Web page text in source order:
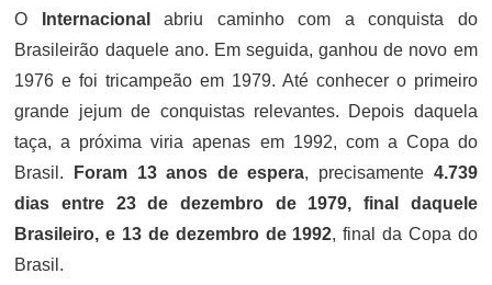
O Internacional
abriu caminho com a conquista do
Brasileirão daquele ano. Em seguida, ganhou de novo em
1976 e foi tricampeão em 1979. Até conhecer o primeiro
grande jejum de conquistas relevantes. Depois daquela
taça, a próxima viria apenas em 1992, com a Copa do
Brasil.
Foram 13 anos de espera, precisamente 4.739
dias entre 23 de dezembro de 1979, final daquele
Brasileiro, e 13 de dezembro de 1992, final da Copa do
Brasil.